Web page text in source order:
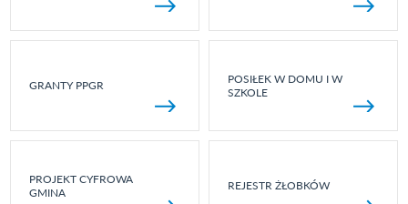
GRANTY PPGR
POSIŁEK W DOMU I W
SZKOLE
PROJEKT CYFROWA
GMINA
REJESTR ŻŁOBKÓW